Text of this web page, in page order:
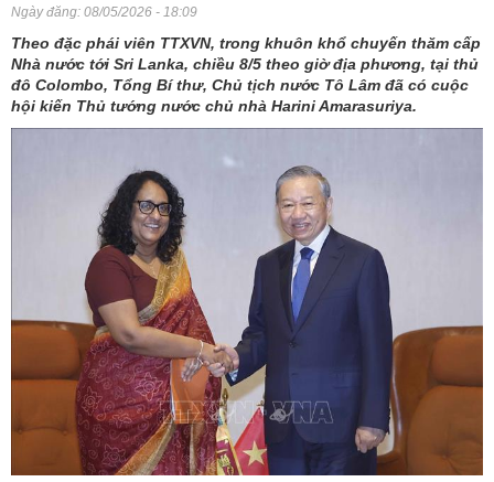
Ngày đăng: 08/05/2026 - 18:09
Theo đặc phái viên TTXVN, trong khuôn khổ chuyến thăm cấp
Nhà nước tới Sri Lanka, chiều 8/5 theo giờ địa phương, tại thủ
đô Colombo, Tổng Bí thư, Chủ tịch nước Tô Lâm đã có cuộc
hội kiến Thủ tướng nước chủ nhà Harini Amarasuriya.